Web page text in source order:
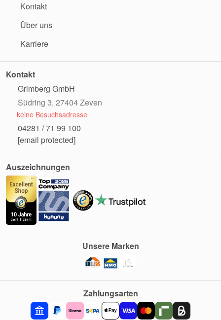
Kontakt
Über uns
Karriere
Kontakt
Grimberg GmbH
Südring 3, 27404 Zeven
keine Besuchsadresse
04281 / 71 99 100
[email protected]
Auszeichnungen
Zahlungsarten
Unsere Marken